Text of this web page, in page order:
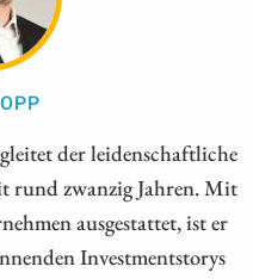
der leidenschaftliche
rund zwanzig Jahren. Mit
ausgestattet, ist er
Investmentstorys